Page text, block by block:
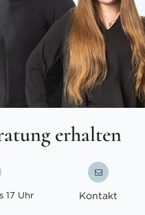
erhalten
17 Uhr Kontakt